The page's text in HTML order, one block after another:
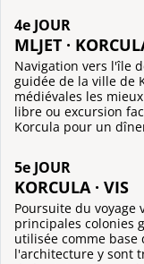
4e JOUR
MLJET ·
Navigation vers l'île
guidée de la ville de
médiévales les
libre ou excursion
Korcula pour un
5e JOUR
KORCULA · VIS
Poursuite du voyage
principales colonies
utilisée comme base
l'architecture y sont